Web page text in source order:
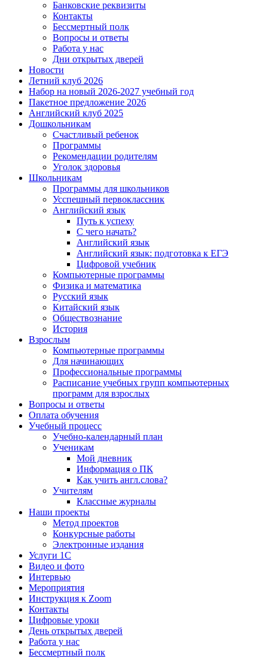
Банковские реквизиты
Контакты
Бессмертный полк
Вопросы и ответы
Работа у нас
Дни открытых дверей
Новости
Летний клуб 2026
Набор на новый 2026-2027 учебный год
Пакетное предложение 2026
Английский клуб 2025
Дошкольникам
Счастливый ребенок
Программы
Рекомендации родителям
Уголок здоровья
Школьникам
Программы для школьников
Усспешный первоклассник
Английский язык
Путь к успеху
С чего начать?
Английский язык
Английский язык: подготовка к ЕГЭ
Цифровой учебник
Компьютерные программы
Физика и математика
Русский язык
Китайский язык
Обществознание
История
Взрослым
Компьютерные программы
Для начинающих
Профессиональные программы
Расписание учебных групп компьютерных
программ для взрослых
Вопросы и ответы
Оплата обучения
Учебный процесс
Учебно-календарный план
Ученикам
Мой дневник
Информация о ПК
Как учить англ.слова?
Учителям
Классные журналы
Наши проекты
Метод проектов
Конкурсные работы
Электронные издания
Услуги 1C
Видео и фото
Интервью
Мероприятия
Инструкция к Zoom
Контакты
Цифровые уроки
День открытых дверей
Работа у нас
Бессмертный полк